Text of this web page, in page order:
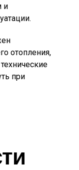
и
отопления,
при